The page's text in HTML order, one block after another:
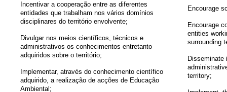
Incentivar a cooperação entre as diferentes
entidades que trabalham nos vários domínios
disciplinares do território envolvente;
Divulgar nos meios científicos, técnicos e
administrativos os conhecimentos entretanto
adquiridos sobre o território;
Implementar, através do conhecimento científico
adquirido, a realização de acções de Educação
Ambiental;
Encourage
Encourage
entities
surrounding
Disseminate
territory;